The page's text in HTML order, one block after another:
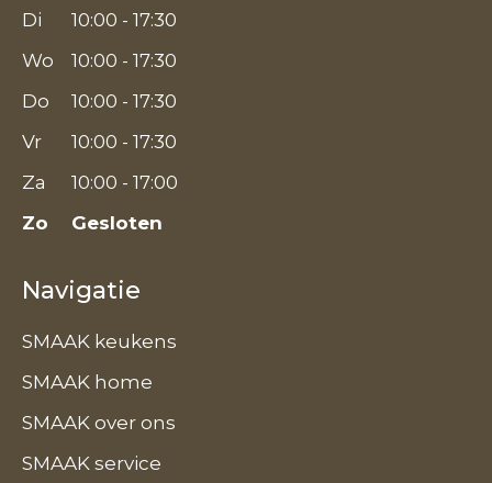
Di
10:00 - 17:30
Wo
10:00 - 17:30
Do
10:00 - 17:30
Vr
10:00 - 17:30
Za
10:00 - 17:00
Zo
Gesloten
Navigatie
SMAAK keukens
SMAAK home
SMAAK over ons
SMAAK service